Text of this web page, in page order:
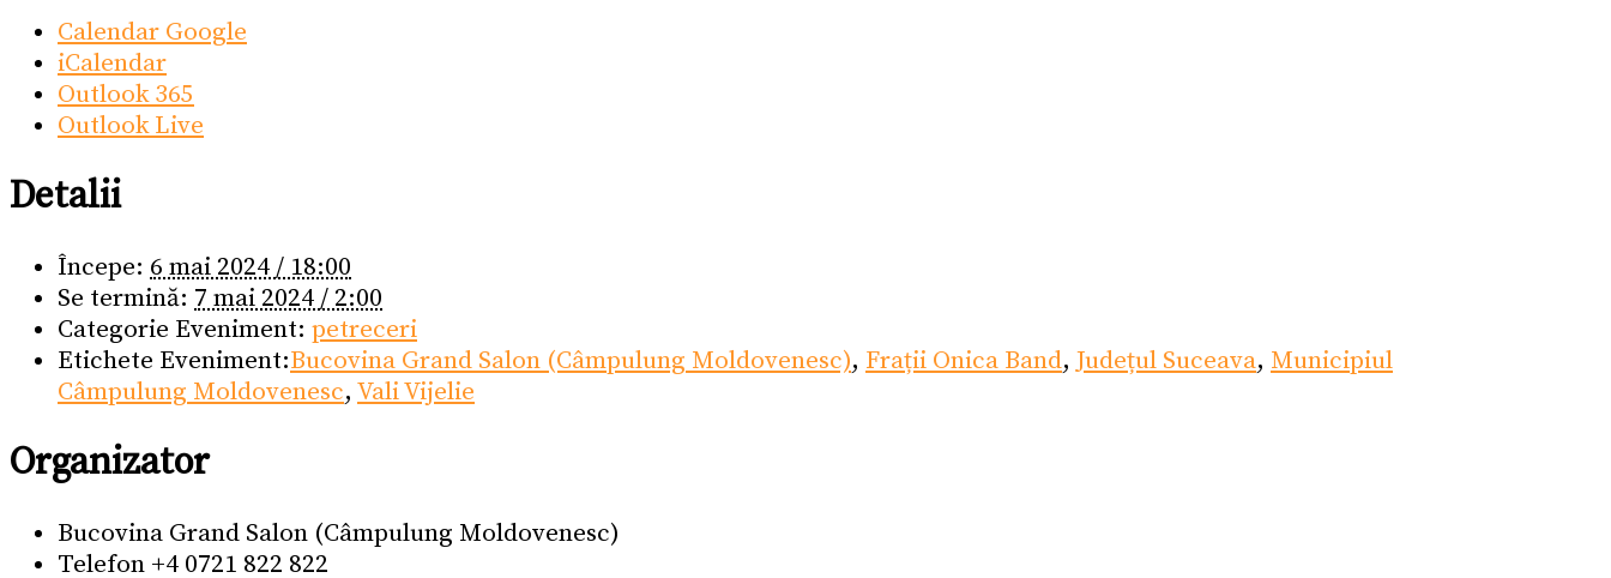
Calendar Google
iCalendar
Outlook 365
Outlook Live
Detalii
Începe: 6 mai 2024 / 18:00
Se termină: 7 mai 2024 / 2:00
Categorie Eveniment: petreceri
Etichete Eveniment:Bucovina Grand Salon (Câmpulung Moldovenesc), Frații Onica Band, Județul Suceava, Municipiul
Câmpulung Moldovenesc, Vali Vijelie
Organizator
Bucovina Grand Salon (Câmpulung Moldovenesc)
Telefon +4 0721 822 822